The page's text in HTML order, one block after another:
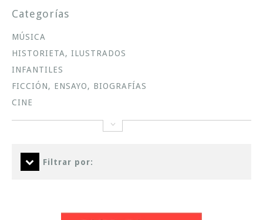
Categorías
MÚSICA
HISTORIETA, ILUSTRADOS
INFANTILES
FICCIÓN, ENSAYO, BIOGRAFÍAS
CINE
Filtrar por: